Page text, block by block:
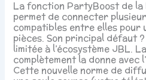
La fonction PartyBoost de
permet de connecter
compatibles entre elles pour
pièces. Son principal défaut
limitée à l’écosystème JBL.
complètement la donne avec
Cette nouvelle norme de